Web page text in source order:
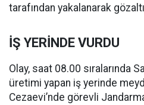
tarafından yakalanarak
İŞ YERİNDE VURDU
Olay, saat 08.00 sıralarında
üretimi yapan iş yerinde
Cezaevi’nde görevli